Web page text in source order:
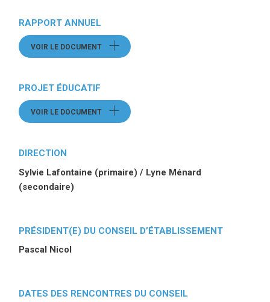
RAPPORT ANNUEL
VOIR LE DOCUMENT (CE LIEN OUVRE UN FICHIER)
PROJET ÉDUCATIF
VOIR LE DOCUMENT (CE LIEN OUVRE UN FICHIER)
DIRECTION
Sylvie Lafontaine (primaire) / Lyne Ménard
(secondaire)
PRÉSIDENT(E) DU CONSEIL D’ÉTABLISSEMENT
Pascal Nicol
DATES DES RENCONTRES DU CONSEIL